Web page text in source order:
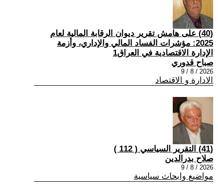
(40) على هامش تقرير ديوان الرقابة المالية لعام
2025: مؤشرات الفساد المالي والإداري، وأزمة
الإدارة الاقتصادية في العراق1
صباح قدوري
2026 / 8 / 9
الادارة و الاقتصاد
(41) التقرير السياسي ( 112 )
صلاح بدرالدين
2026 / 8 / 9
مواضيع وابحاث سياسية